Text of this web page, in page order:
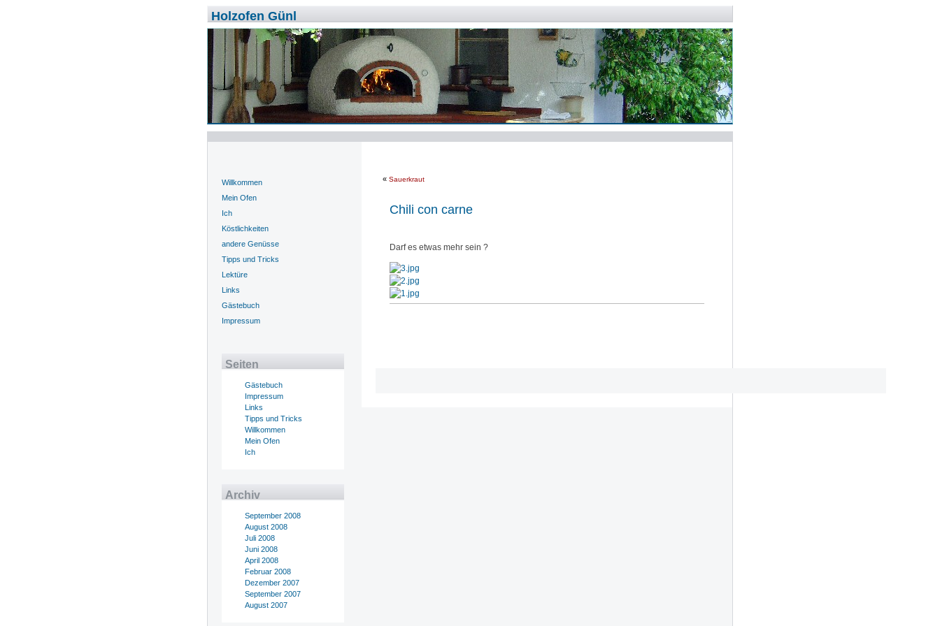
Holzofen Günl
Willkommen
Mein Ofen
Ich
Köstlichkeiten
andere Genüsse
Tipps und Tricks
Lektüre
Links
Gästebuch
Impressum
Seiten
Gästebuch
Impressum
Links
Tipps und Tricks
Willkommen
Mein Ofen
Ich
Archiv
September 2008
August 2008
Juli 2008
Juni 2008
April 2008
Februar 2008
Dezember 2007
September 2007
August 2007
« Sauerkraut
Chili con carne
Darf es etwas mehr sein ?